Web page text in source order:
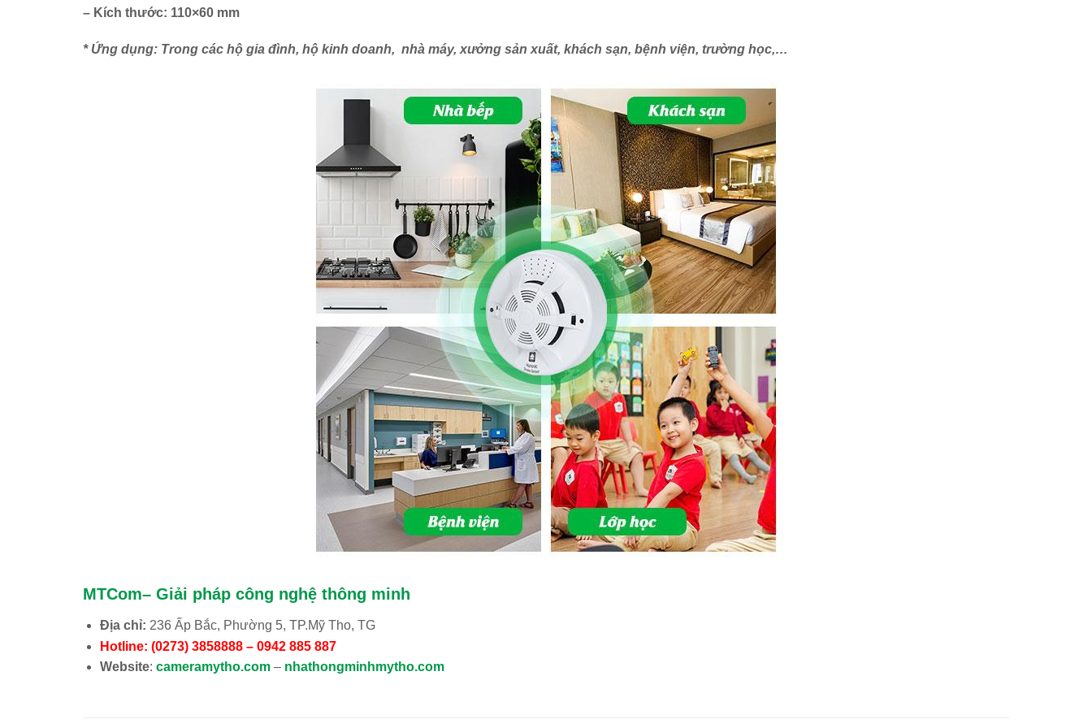
– Kích thước: 110×60 mm
* Ứng dụng: Trong các hộ gia đình, hộ kinh doanh, nhà máy, xưởng sản xuất, khách sạn, bệnh viện, trường học,…
MTCom– Giải pháp công nghệ thông minh
Địa chỉ: 236 Ấp Bắc, Phường 5, TP.Mỹ Tho, TG
Hotline: (0273) 3858888 – 0942 885 887
Website: cameramytho.com– nhathongminhmytho.com